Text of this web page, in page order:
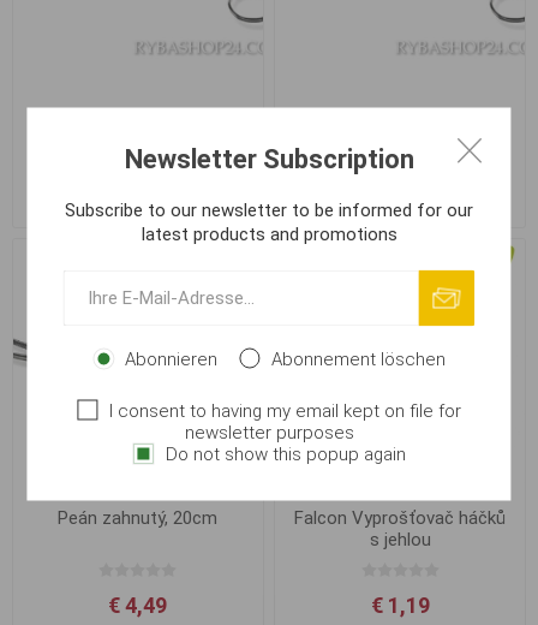
Peán zahnutý, 13cm
€ 3,67
Peán zahnutý, 15cm
€ 4,08
Peán zahnutý, 20cm
€ 4,49
Falcon Vyprošťovač háčků
s jehlou
€ 1,19
Newsletter Subscription
Subscribe to our newsletter to be informed for our
latest products and promotions
Abonnieren Abonnement löschen
I consent to having my email kept on file for
newsletter purposes
Do not show this popup again